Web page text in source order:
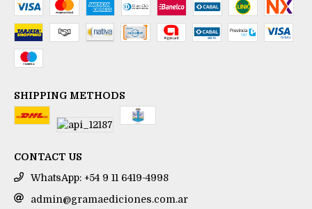
SHIPPING METHODS
CONTACT US
WhatsApp: +54 9 11 6419-4998
admin@gramaediciones.com.ar